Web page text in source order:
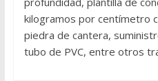
kilogramos por centímetro
piedra de cantera,
tubo de PVC, entre otros